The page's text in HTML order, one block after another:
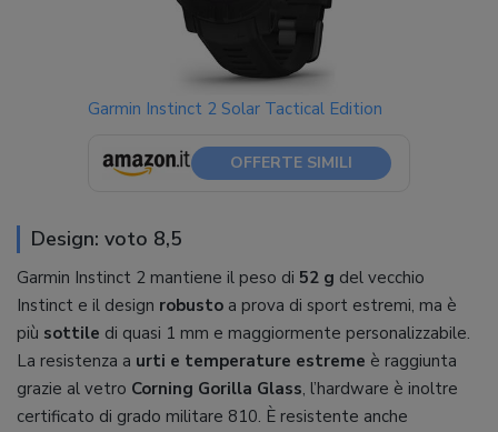
Garmin Instinct 2 Solar Tactical Edition
OFFERTE SIMILI
Design: voto 8,5
Garmin Instinct 2 mantiene il peso di 52 g del vecchio
Instinct e il design robusto a prova di sport estremi, ma è
più sottile di quasi 1 mm e maggiormente personalizzabile.
La resistenza a urti e temperature estreme è raggiunta
grazie al vetro Corning Gorilla Glass, l’hardware è inoltre
certificato di grado militare 810. È resistente anche